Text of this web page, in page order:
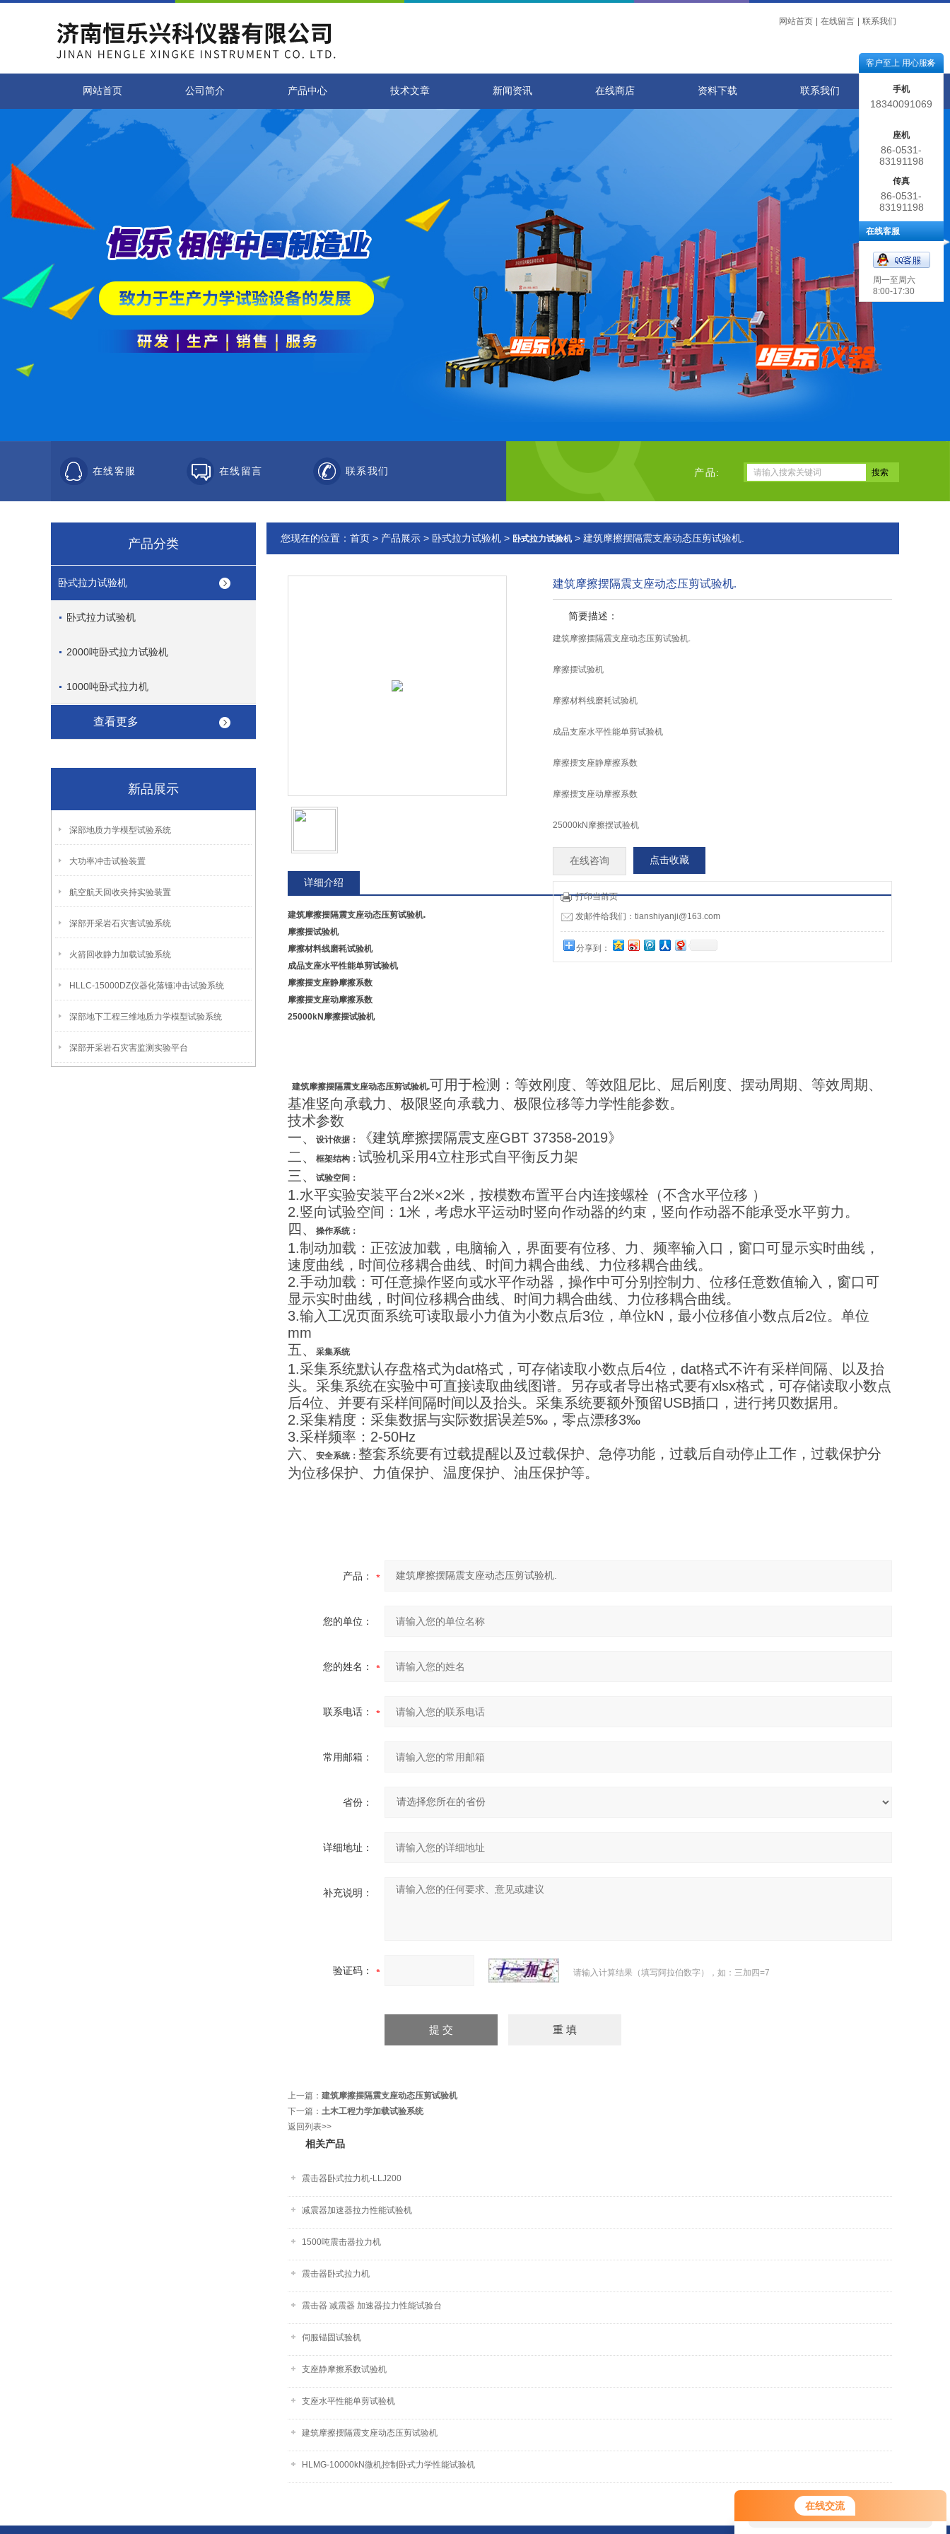
在线交流
您好！欢迎前来咨询，很高兴为您
服务，请问您要咨询什么问题呢？
网站首页 在线留言 联系我们
网站首页 公司简介 产品中心 技术文章 新闻资讯 在线商店 资料下载 联系我们
在线客服 在线留言 联系我们 产品:
产品分类
卧式拉力试验机
卧式拉力试验机
2000吨卧式拉力试验机
1000吨卧式拉力机
查看更多
新品展示
深部地质力学模型试验系统
大功率冲击试验装置
航空航天回收夹持实验装置
深部开采岩石灾害试验系统
火箭回收静力加载试验系统
HLLC-15000DZ仪器化落锤冲击试验系统
深部地下工程三维地质力学模型试验系统
深部开采岩石灾害监测实验平台
您现在的位置： 首页 > 产品展示 > 卧式拉力试验机 > 卧式拉力试验机> 建筑摩擦摆隔震支座动态压剪试验机.
建筑摩擦摆隔震支座动态压剪试验机.
简要描述：
建筑摩擦摆隔震支座动态压剪试验机.
摩擦摆试验机
摩擦材料线磨耗试验机
成品支座水平性能单剪试验机
摩擦摆支座静摩擦系数
摩擦摆支座动摩擦系数
25000kN摩擦摆试验机
在线咨询 点击收藏
打印当前页
发邮件给我们：tianshiyanji@163.com
分享到：
详细介绍
建筑摩擦摆隔震支座动态压剪试验机.
摩擦摆试验机
摩擦材料线磨耗试验机
成品支座水平性能单剪试验机
摩擦摆支座静摩擦系数
摩擦摆支座动摩擦系数
25000kN摩擦摆试验机
建筑摩擦摆隔震支座动态压剪试验机.可用于检测：等效刚度、等效阻尼比、屈后刚度、摆动周期、等效周期、
基准竖向承载力、极限竖向承载力、极限位移等力学性能参数。
技术参数
一、
设计依据：
《建筑摩擦摆隔震支座GBT 37358-2019》
二、
框架结构： 试验机采用4立柱形式自平衡反力架
三、
试验空间：
1.水平实验安装平台2米×2米，按模数布置平台内连接螺栓（不含水平位移 ）
2.竖向试验空间：1米，考虑水平运动时竖向作动器的约束，竖向作动器不能承受水平剪力。
四、
操作系统：
1.制动加载：正弦波加载，电脑输入，界面要有位移、力、频率输入口，窗口可显示实时曲线，
速度曲线，时间位移耦合曲线、时间力耦合曲线、力位移耦合曲线。
2.手动加载：可任意操作竖向或水平作动器，操作中可分别控制力、位移任意数值输入，窗口可
显示实时曲线，时间位移耦合曲线、时间力耦合曲线、力位移耦合曲线。
3.输入工况页面系统可读取最小力值为小数点后3位，单位kN，最小位移值小数点后2位。单位
mm
五、
采集系统
1.采集系统默认存盘格式为dat格式，可存储读取小数点后4位，dat格式不许有采样间隔、以及抬
头。采集系统在实验中可直接读取曲线图谱。另存或者导出格式要有xlsx格式，可存储读取小数点
后4位、并要有采样间隔时间以及抬头。采集系统要额外预留USB插口，进行拷贝数据用。
2.采集精度：采集数据与实际数据误差5‰，零点漂移3‰
3.采样频率：2-50Hz
六、
安全系统： 整套系统要有过载提醒以及过载保护、急停功能，过载后自动停止工作，过载保护分
为位移保护、力值保护、温度保护、油压保护等。
产品：
您的单位：
您的姓名：
联系电话：
常用邮箱：
省份：
详细地址：
补充说明：
验证码： 请输入计算结果（填写阿拉伯数字），如：三加四=7
上一篇： 建筑摩擦摆隔震支座动态压剪试验机
下一篇： 土木工程力学加载试验系统
返回列表>>
相关产品
震击器卧式拉力机-LLJ200
减震器加速器拉力性能试验机
1500吨震击器拉力机
震击器卧式拉力机
震击器 减震器 加速器拉力性能试验台
伺服锚固试验机
支座静摩擦系数试验机
支座水平性能单剪试验机
建筑摩擦摆隔震支座动态压剪试验机
HLMG-10000kN微机控制卧式力学性能试验机
客户至上 用心服务
手机
18340091069
座机
86-0531-
83191198
传真
86-0531-
83191198
在线客服
周一至周六
8:00-17:30